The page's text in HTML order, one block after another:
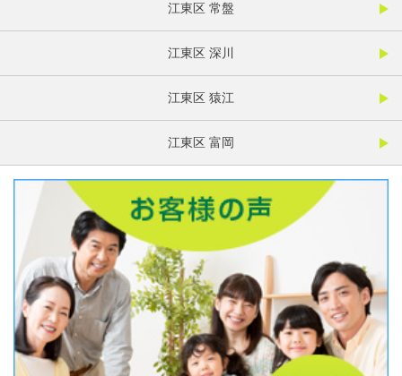
江東区 常盤
江東区 深川
江東区 猿江
江東区 富岡